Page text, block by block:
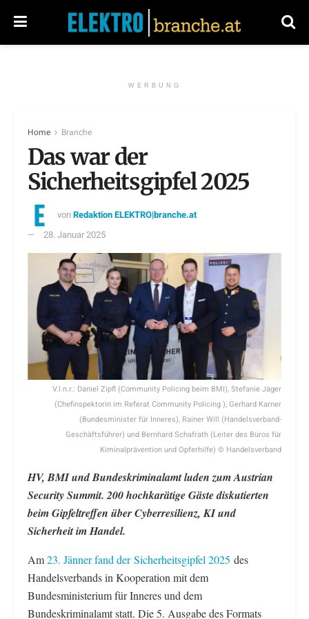
WERBUNG
Home Branche
Das war der
Sicherheitsgipfel 2025
vonRedaktion ELEKTRO|branche.at
28. Januar 2025
V.l.n.r.: Daniel Zipfl (Community Policing beim BMI), Stefanie Jäger
(Chefinspektorin im Referat Community Policing ), Gerhard Karner
(Bundesminister für Inneres), Rainer Will (Handelsverband-
Geschäftsführer) und Bernhard Schafrath (Leiter des Büros für
Kiminalprävention und Opferhilfe) © Handelsverband
HV, BMI und Bundeskriminalamt luden zum Austrian
Security Summit. 200 hochkarätige Gäste diskutierten
beim Gipfeltreffen über Cyberresilienz, KI und
Sicherheit im Handel.
Am23. Jänner fand der Sicherheitsgipfel 2025 des
Handelsverbands in Kooperation mit dem
Bundesministerium für Inneres und dem
Bundeskriminalamt statt. Die 5. Ausgabe des Formats